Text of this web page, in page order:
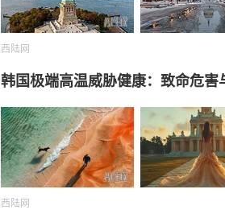
西陆网
韩国极端高温威胁健康：致命危害
西陆网